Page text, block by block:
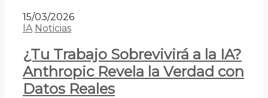
15/03/2026
IA Noticias
¿Tu Trabajo Sobrevivirá a la IA?
Anthropic Revela la Verdad con
Datos Reales